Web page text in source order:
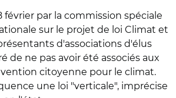
février par la commission spéciale
sur le projet de loi Climat et
d'associations d'élus
de ne pas avoir été associés aux
citoyenne pour le climat.
une loi "verticale", imprécise
nationale/Arnaud Merveille,